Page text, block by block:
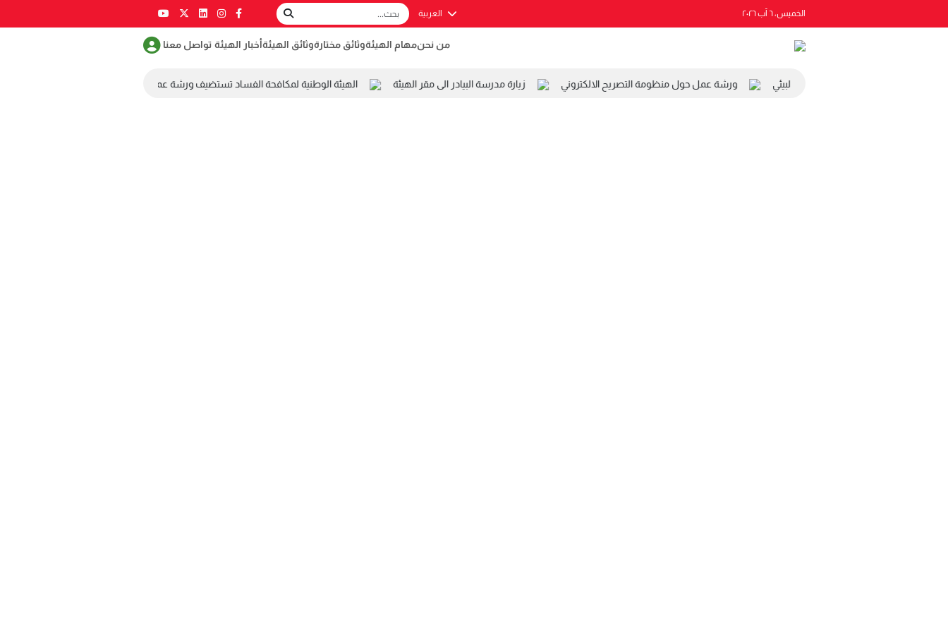
الخميس، ٦ آب ٢٠٢٦ العربية
من نحنمهام الهيئةوثائق مختارةوثائق الهيئةأخبار الهيئة تواصل معنا
المجلس الاقتصادي والاجتماعي والبيئي ورشة عمل حول منظومة التصريح الالكتروني زيارة مدرسة البيادر الى مقر الهيئة الهيئة الوطنية لمكافحة الفساد تستضيف ورشة عمل ضمن مسابقة طلابية لمكافحة الفساد